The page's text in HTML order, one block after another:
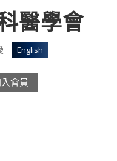
English
會員